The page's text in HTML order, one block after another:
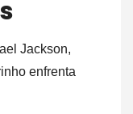
Jackson,
enfrenta